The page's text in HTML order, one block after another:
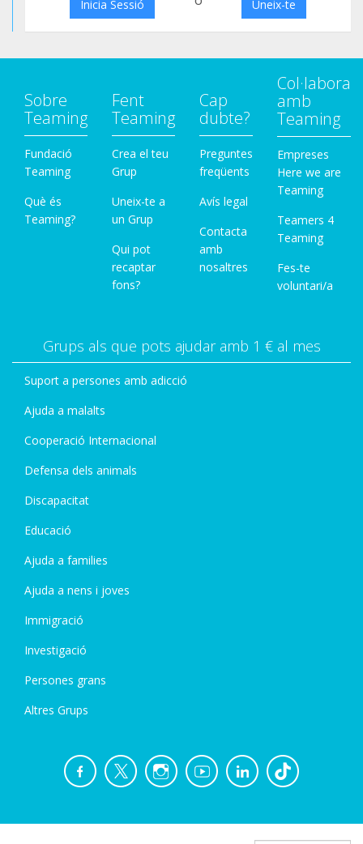
Inicia Sessió Uneix-te
Sobre
Teaming
Fundació
Teaming
Què és
Teaming?
Fent
Teaming
Crea el teu
Grup
Uneix-te a
un Grup
Qui pot
recaptar
fons?
Cap
dubte?
Preguntes
freqüents
Avís legal
Contacta
amb
nosaltres
Col·labora
amb
Teaming
Empreses
Here we are
Teaming
Teamers 4
Teaming
Fes-te
voluntari/a
Grups als que pots ajudar amb 1 € al mes
Suport a persones amb adicció
Ajuda a malalts
Cooperació Internacional
Defensa dels animals
Discapacitat
Educació
Ajuda a families
Ajuda a nens i joves
Immigració
Investigació
Persones grans
Altres Grups